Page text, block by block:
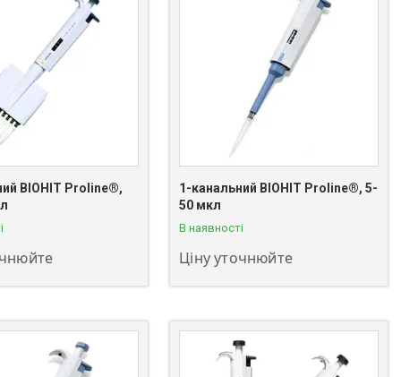
BIOHIT Proline®,
08-59
1-канальний BIOHIT Proline®, 5-
50 мкл
В наявності
Ціну уточнюйте
+380 (63) 811-08-59